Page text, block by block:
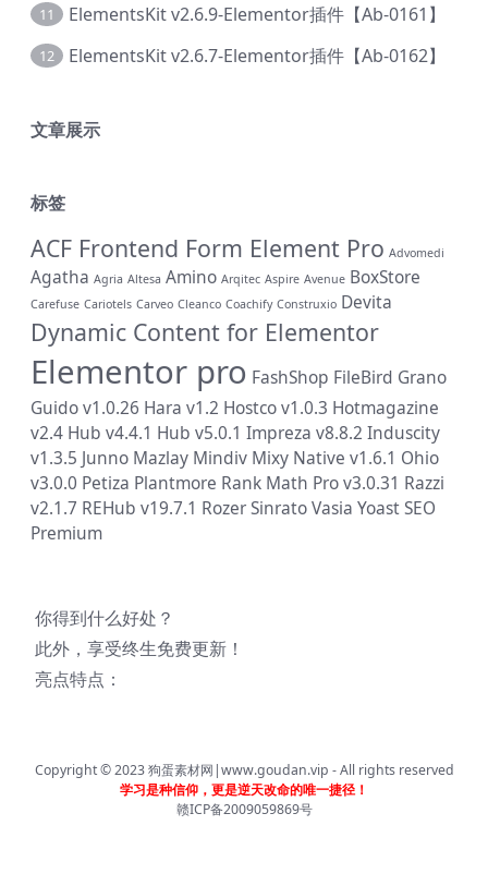
11 ElementsKit v2.6.9-Elementor插件【Ab-0161】
12 ElementsKit v2.6.7-Elementor插件【Ab-0162】
文章展示
标签
ACF Frontend Form Element Pro Advomedi
Agatha Agria Altesa Amino Arqitec Aspire Avenue BoxStore
Carefuse Cariotels Carveo Cleanco Coachify Construxio Devita
Dynamic Content for Elementor
Elementor pro FashShop FileBird Grano
Guido v1.0.26 Hara v1.2 Hostco v1.0.3 Hotmagazine
v2.4 Hub v4.4.1 Hub v5.0.1 Impreza v8.8.2 Induscity
v1.3.5 Junno Mazlay Mindiv Mixy Native v1.6.1 Ohio
v3.0.0 Petiza Plantmore Rank Math Pro v3.0.31 Razzi
v2.1.7 REHub v19.7.1 RozerSinratoVasia Yoast SEO
Premium
你得到什么好处？
此外，享受终生免费更新！
亮点特点：
Copyright © 2023狗蛋素材网|www.goudan.vip - All rights reserved
学习是种信仰，更是逆天改命的唯一捷径！
赣ICP备2009059869号